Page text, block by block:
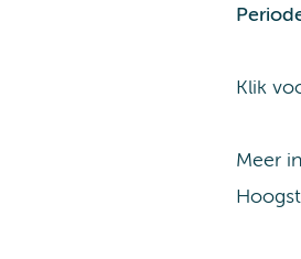
Klik
Meer